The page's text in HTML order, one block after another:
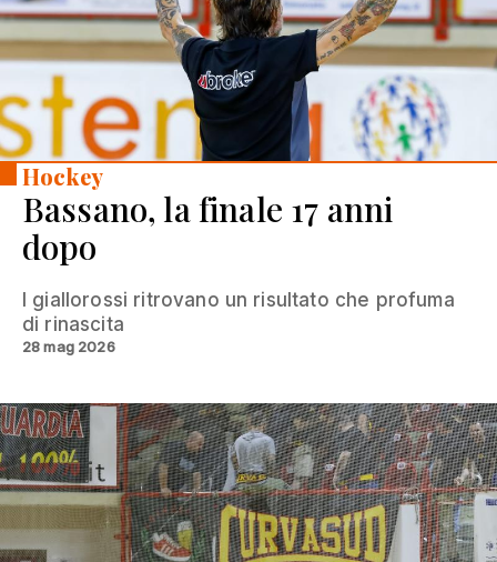
Hockey
Bassano, la finale 17 anni
dopo
I giallorossi ritrovano un risultato che profuma
di rinascita
28 mag 2026